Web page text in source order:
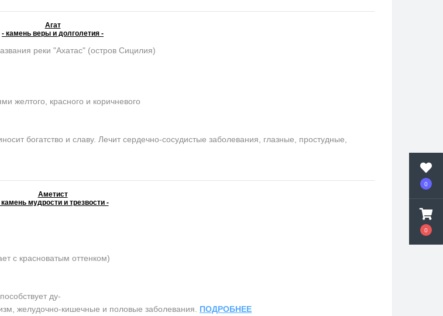
0
0
Агат
- камень веры и долголетия -
реки "Ахатас" (остров Сицилия)
желтого, красного и коричневого
богатство и славу. Лечит сердечно-сосудистые заболевания, глазные, простудные,
Аметист
камень мудрости и трезвости -
с красноватым оттенком)
ду-
желудочно-кишечные и половые заболевания. ПОДРОБНЕЕ